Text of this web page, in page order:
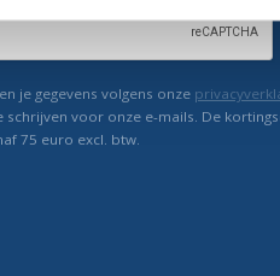
je gegevens volgens onze
schrijven voor onze e-mails. De
75 euro excl. btw.